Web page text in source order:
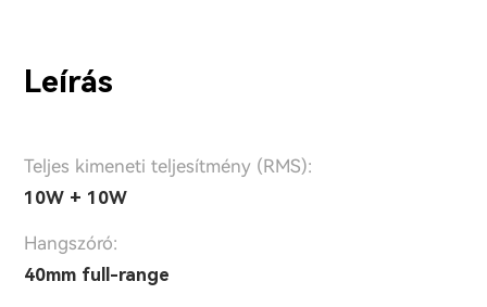
Leírás
Teljes kimeneti teljesítmény (RMS):
10W + 10W
Hangszóró:
40mm full-range